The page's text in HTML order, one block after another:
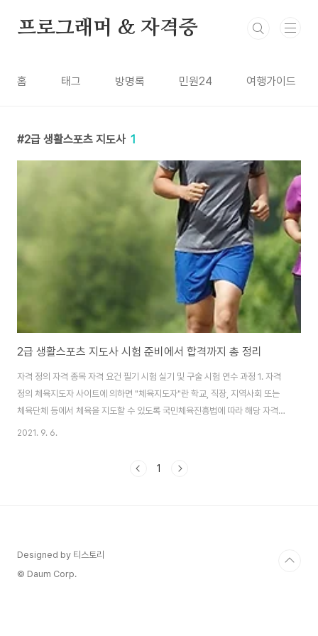
프로그래머 & 자격증
홈 태그 방명록 민원24 여행가이드
2급 생활스포츠 지도사 1
2급 생활스포츠 지도사 시험 준비에서 합격까지 총 정리
자격 정의 자격 종목 자격 요건 필기 시험 실기 및 구술 시험 연수 과정 1. 자격
정의 체육지도자 사이트에 의하면 "체육지도자"란 학교, 직장, 지역사회 또는
체육단체 등에서 체육을 지도할 수 있도록 국민체육진흥법에 따라 해당 자격을
취득한 사람이라고 명시되어 있습니다. 2. 자격 종목 2급 생활 스포츠 지도사
포츠, 등산, 라켓볼, 럭비, 레슬링, 레크리에이션, 리듬체조, 배구, 배드민턴, 보
2021. 9. 6.
1
Designed by 티스토리
© Daum Corp.